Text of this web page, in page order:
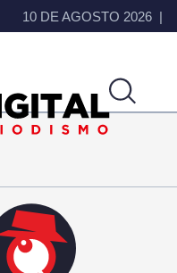
10 DE AGOSTO 2026